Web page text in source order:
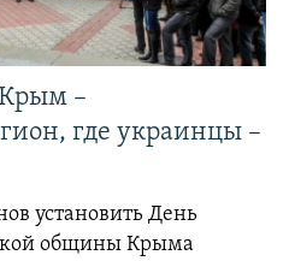
–
где украинцы –
установить День
общины Крыма